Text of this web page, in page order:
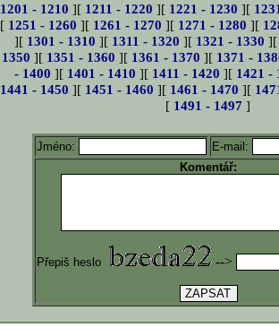
1201 - 1210 ][ 1211 - 1220 ][ 1221 - 1230 ][
[ 1251 - 1260 ][ 1261 - 1270 ][ 1271 - 1280 ][
][ 1301 - 1310 ][ 1311 - 1320 ][ 1321 - 1330
1350 ][ 1351 - 1360 ][ 1361 - 1370 ][ 1371 -
- 1400 ][ 1401 - 1410 ][ 1411 - 1420 ][ 1421 -
1441 - 1450 ][ 1451 - 1460 ][ 1461 - 1470 ][
[ 1491 - 1497 ]
Jméno:
E-mail:
Komentář:
Přepiš heslo -->